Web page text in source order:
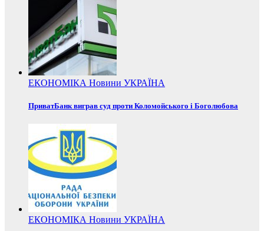
ЕКОНОМІКА Новини УКРАЇНА
ПриватБанк виграв суд проти Коломойського і Боголюбова
ЕКОНОМІКА Новини УКРАЇНА